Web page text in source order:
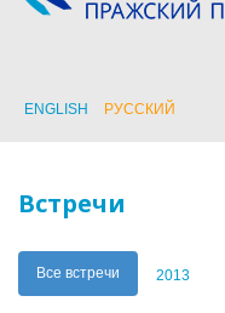
ENGLISH РУССКИЙ
Встречи
Все встречи 2013